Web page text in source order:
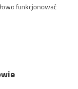
funkcjonować